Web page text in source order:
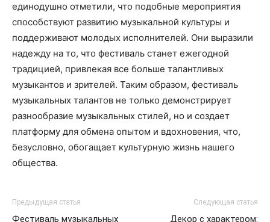
единодушно отметили, что подобные мероприятия
способствуют развитию музыкальной культуры и
поддерживают молодых исполнителей. Они выразили
надежду на то, что фестиваль станет ежегодной
традицией, привлекая все больше талантливых
музыкантов и зрителей. Таким образом, фестиваль
музыкальных талантов не только демонстрирует
разнообразие музыкальных стилей, но и создает
платформу для обмена опытом и вдохновения, что,
безусловно, обогащает культурную жизнь нашего
общества.
Предыдущая статья
Фестиваль музыкальных
Следующая статья
Декор с характером: